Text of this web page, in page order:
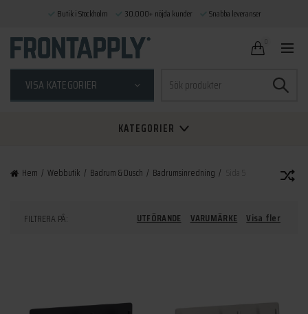
VISA KATEGORIER
efter:
KATEGORIER
Hem Webbutik Badrum & Dusch Badrumsinredning
FILTRERA PÅ: UTFÖRANDE VARUMÄRKE Visa fler
Butik i Stockholm 30.000+ nöjda kunder Snabba leveranser